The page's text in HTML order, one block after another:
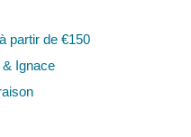
partir de €150
Ignace